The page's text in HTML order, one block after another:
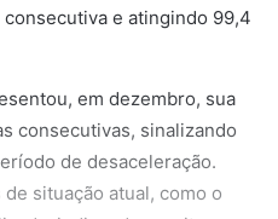
e atingindo 99,4
em dezembro, sua
consecutivas, sinalizando
de desaceleração.
situação atual, como o